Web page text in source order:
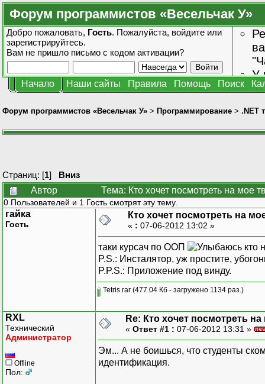
Форум программистов «Весельчак У»
Добро пожаловать, Гость. Пожалуйста, войдите или
зарегистрируйтесь.
Вам не пришло письмо с кодом активации?
У
Начало Наши сайты Правила Помощь Поиск
Форум программистов «Весельчак У» > Программирование > .NET
Страниц: [1] Вниз
Автор
Тема: Кто хочет посмотреть на мое
0 Пользователей и 1 Гость смотрят эту тему.
гайка
Гость
Кто хочет посмотреть на
« : 07-06-2012 13:02 »
таки курсач по ООП
кто
P.S.: Инсталятор, уж простите,
P.P.S.: Приложение под винду.
Tetris.rar (477.04 Кб - загружено 1134 раз.)
RXL
Технический
Администратор
Offline
Пол:
Re: Кто хочет посмотреть
« Ответ #1 : 07-06-2012 13:31 »
Эм... А не боишься, что студенты
идентификация.